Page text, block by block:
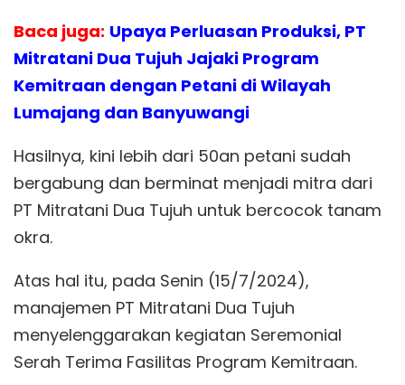
Baca juga: Upaya Perluasan Produksi, PT
Mitratani Dua Tujuh Jajaki Program
Kemitraan dengan Petani di Wilayah
Lumajang dan Banyuwangi
Hasilnya, kini lebih dari 50an petani sudah
bergabung dan berminat menjadi mitra dari
PT Mitratani Dua Tujuh untuk bercocok tanam
okra.
Atas hal itu, pada Senin (15/7/2024),
manajemen PT Mitratani Dua Tujuh
menyelenggarakan kegiatan Seremonial
Serah Terima Fasilitas Program Kemitraan.